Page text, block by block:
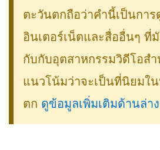
ตะวันตกถือว่าคำนี้เป็นกา
อินเตอร์เน็ตและสื่ออื่นๆ ที่
กับกับอุตสาหกรรมวิดีโอส
แนวโน้มว่าจะเป็นที่นิยมใ
ตก ดูข้อมูลเพิ่มเติมด้านล่าง